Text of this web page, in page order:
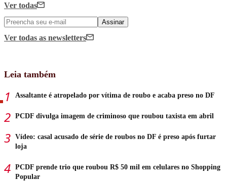
Ver todas
Assinar
Ver todas as newsletters
Leia também
Assaltante é atropelado por vítima de roubo e acaba preso no DF
PCDF divulga imagem de criminoso que roubou taxista em abril
Vídeo: casal acusado de série de roubos no DF é preso após furtar
loja
PCDF prende trio que roubou R$ 50 mil em celulares no Shopping
Popular